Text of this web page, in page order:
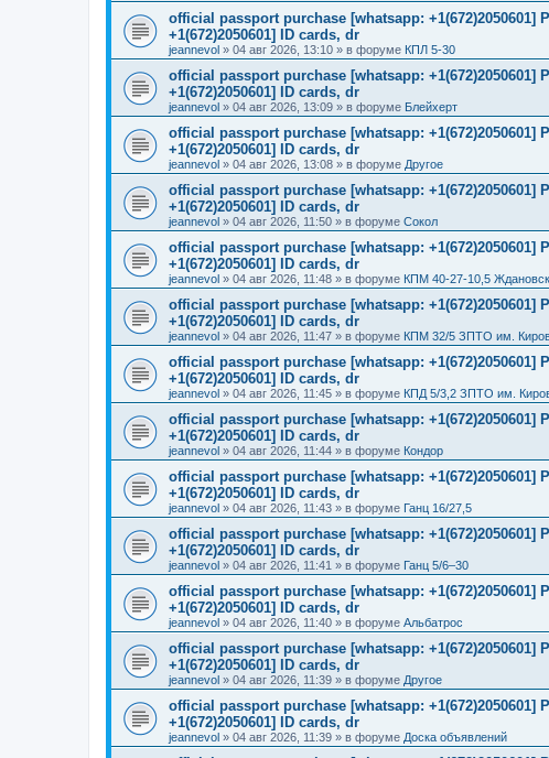
official passport purchase [whatsapp: +1(672)2050601]
+1(672)2050601] ID cards, dr
jeannevol » 04 авг 2026, 13:10 » в форуме КПЛ 5-30
official passport purchase [whatsapp: +1(672)2050601]
+1(672)2050601] ID cards, dr
jeannevol » 04 авг 2026, 13:09 » в форуме Блейхерт
official passport purchase [whatsapp: +1(672)2050601]
+1(672)2050601] ID cards, dr
jeannevol » 04 авг 2026, 13:08 » в форуме Другое
official passport purchase [whatsapp: +1(672)2050601]
+1(672)2050601] ID cards, dr
jeannevol » 04 авг 2026, 11:50 » в форуме Сокол
official passport purchase [whatsapp: +1(672)2050601]
+1(672)2050601] ID cards, dr
jeannevol » 04 авг 2026, 11:48 » в форуме КПМ 40-27-10,5
official passport purchase [whatsapp: +1(672)2050601]
+1(672)2050601] ID cards, dr
jeannevol » 04 авг 2026, 11:47 » в форуме КПМ 32/5 ЗПТО им.
official passport purchase [whatsapp: +1(672)2050601]
+1(672)2050601] ID cards, dr
jeannevol » 04 авг 2026, 11:45 » в форуме КПД 5/3,2 ЗПТО им.
official passport purchase [whatsapp: +1(672)2050601]
+1(672)2050601] ID cards, dr
jeannevol » 04 авг 2026, 11:44 » в форуме Кондор
official passport purchase [whatsapp: +1(672)2050601]
+1(672)2050601] ID cards, dr
jeannevol » 04 авг 2026, 11:43 » в форуме Ганц 16/27,5
official passport purchase [whatsapp: +1(672)2050601]
+1(672)2050601] ID cards, dr
jeannevol » 04 авг 2026, 11:41 » в форуме Ганц 5/6–30
official passport purchase [whatsapp: +1(672)2050601]
+1(672)2050601] ID cards, dr
jeannevol » 04 авг 2026, 11:40 » в форуме Альбатрос
official passport purchase [whatsapp: +1(672)2050601]
+1(672)2050601] ID cards, dr
jeannevol » 04 авг 2026, 11:39 » в форуме Другое
official passport purchase [whatsapp: +1(672)2050601]
+1(672)2050601] ID cards, dr
jeannevol » 04 авг 2026, 11:39 » в форуме Доска объявлений